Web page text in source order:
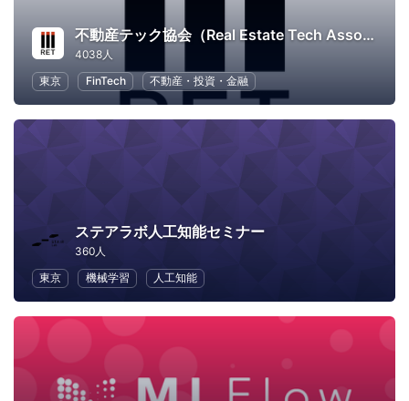
不動産テック協会（Real Estate Tech Association for Japan）
4038人
東京
FinTech 不動産・投資・金融
ステアラボ人工知能セミナー
360人
東京
機械学習 人工知能